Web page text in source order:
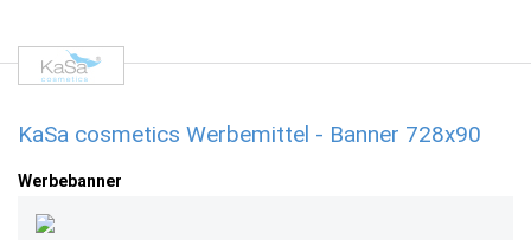
KaSa cosmetics Werbemittel - Banner 728x90
Werbebanner